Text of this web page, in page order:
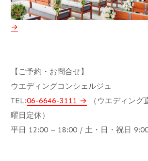
【ご予約・お問合せ】
ウエディングコンシェルジュ
TEL:06-6646-3111
（ウエディング
曜日定休）
平日 12:00 – 18:00 / 土・日・祝日